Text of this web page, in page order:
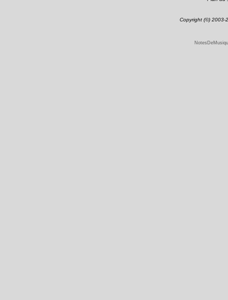
Copyright (©) 2003-